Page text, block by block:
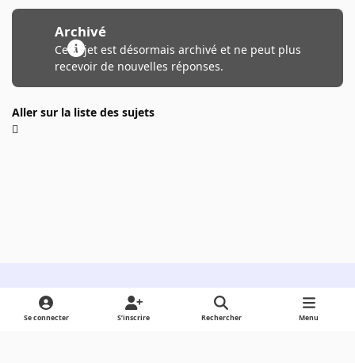
Archivé
Ce sujet est désormais archivé et ne peut plus
recevoir de nouvelles réponses.
Aller sur la liste des sujets
Light ModeDark ModeSystem Preference
Se connecter S’inscrire Rechercher Menu